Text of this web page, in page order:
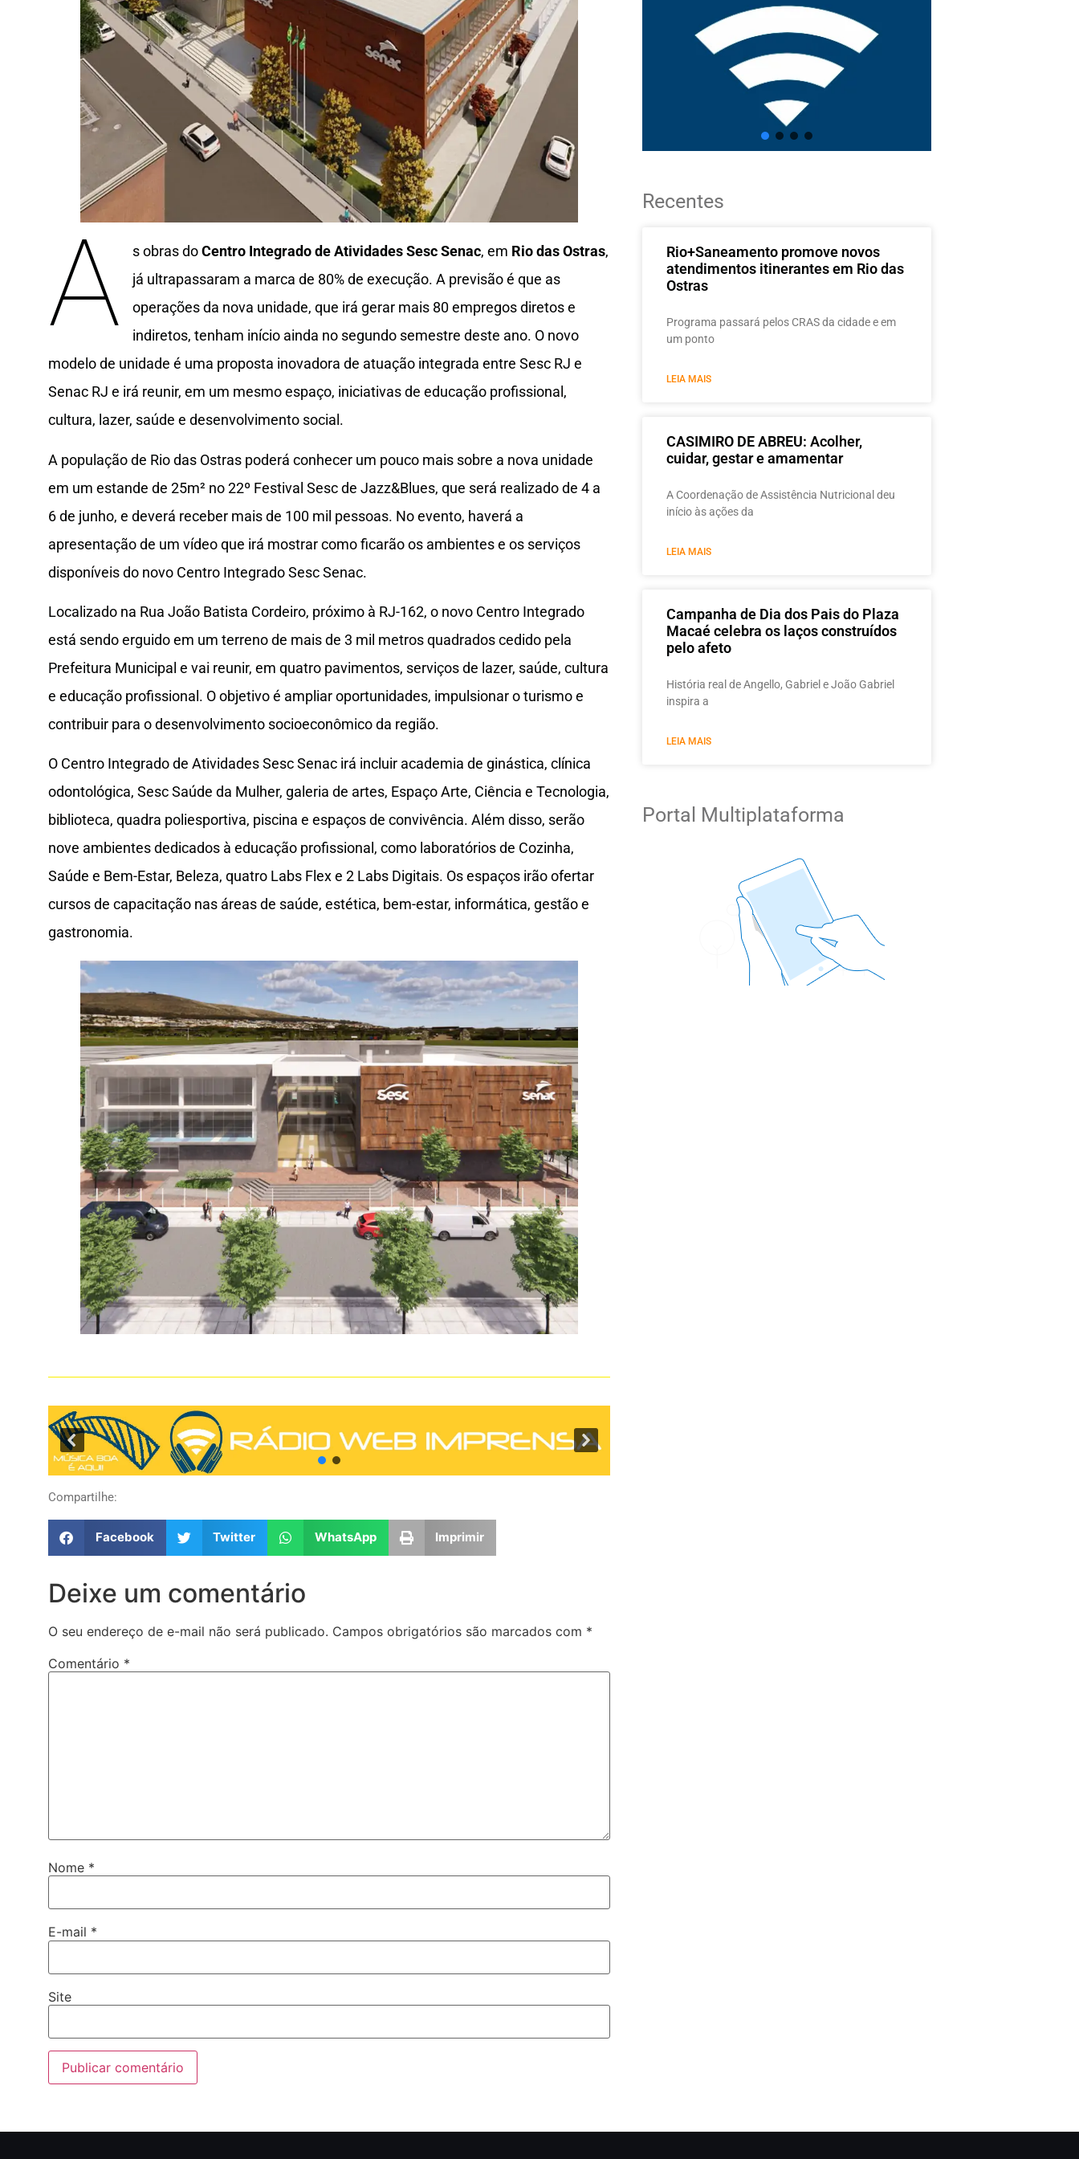
A s obras doCentro Integrado de Atividades Sesc Senac, em Rio das Ostras,
já ultrapassaram a marca de 80% de execução. A previsão é que as
operações da nova unidade, que irá gerar mais 80 empregos diretos e
indiretos, tenham início ainda no segundo semestre deste ano. O novo
modelo de unidade é uma proposta inovadora de atuação integrada entre Sesc RJ e
Senac RJ e irá reunir, em um mesmo espaço, iniciativas de educação profissional,
cultura, lazer, saúde e desenvolvimento social.
A população de Rio das Ostras poderá conhecer um pouco mais sobre a nova unidade
em um estande de 25m² no 22º Festival Sesc de Jazz&Blues, que será realizado de 4 a
6 de junho, e deverá receber mais de 100 mil pessoas. No evento, haverá a
apresentação de um vídeo que irá mostrar como ficarão os ambientes e os serviços
disponíveis do novo Centro Integrado Sesc Senac.
Localizado na Rua João Batista Cordeiro, próximo à RJ-162, o novo Centro Integrado
está sendo erguido em um terreno de mais de 3 mil metros quadrados cedido pela
Prefeitura Municipal e vai reunir, em quatro pavimentos, serviços de lazer, saúde, cultura
e educação profissional. O objetivo é ampliar oportunidades, impulsionar o turismo e
contribuir para o desenvolvimento socioeconômico da região.
O Centro Integrado de Atividades Sesc Senac irá incluir academia de ginástica, clínica
odontológica, Sesc Saúde da Mulher, galeria de artes, Espaço Arte, Ciência e Tecnologia,
biblioteca, quadra poliesportiva, piscina e espaços de convivência. Além disso, serão
nove ambientes dedicados à educação profissional, como laboratórios de Cozinha,
Saúde e Bem-Estar, Beleza, quatro Labs Flex e 2 Labs Digitais. Os espaços irão ofertar
cursos de capacitação nas áreas de saúde, estética, bem-estar, informática, gestão e
gastronomia.
Compartilhe:
Facebook Twitter WhatsApp Imprimir
Deixe um comentário
O seu endereço de e-mail não será publicado. Campos obrigatórios são marcados com *
Comentário *
Nome *
E-mail *
Site
Recentes
Rio+Saneamento promove novos
atendimentos itinerantes em Rio das
Ostras
Programa passará pelos CRAS da cidade e em
um ponto
LEIA MAIS
CASIMIRO DE ABREU: Acolher,
cuidar, gestar e amamentar
A Coordenação de Assistência Nutricional deu
início às ações da
LEIA MAIS
Campanha de Dia dos Pais do Plaza
Macaé celebra os laços construídos
pelo afeto
História real de Angello, Gabriel e João Gabriel
inspira a
LEIA MAIS
Portal Multiplataforma